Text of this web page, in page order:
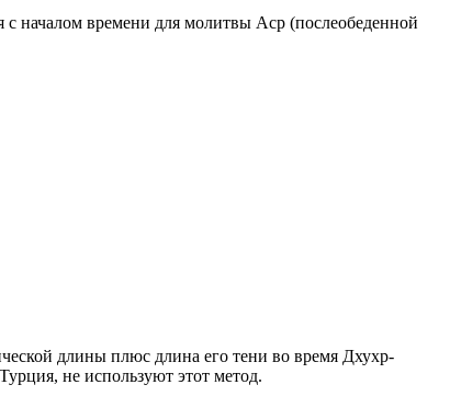
с началом времени для молитвы Аср (послеобеденной
длины плюс длина его тени во время Дхухр-
не используют этот метод.